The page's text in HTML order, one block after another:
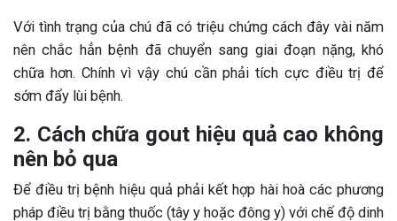
Với tình trạng của chú đã có triệu chứng cách đây vài năm
nên chắc hẳn bệnh đã chuyển sang giai đoạn nặng, khó
chữa hơn. Chính vì vậy chú cần phải tích cực điều trị để
sớm đẩy lùi bệnh.
2. Cách chữa gout hiệu quả cao không
nên bỏ qua
Để điều trị bệnh hiệu quả phải kết hợp hài hoà các phương
pháp điều trị bằng thuốc (tây y hoặc đông y) với chế độ dinh